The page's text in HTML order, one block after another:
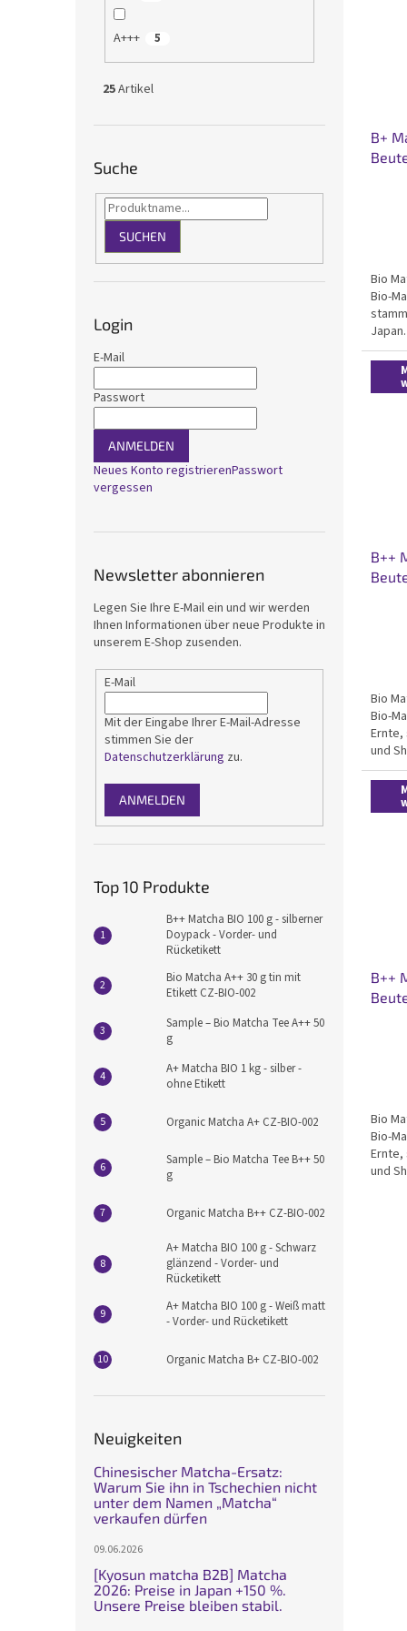
A+++ 5
25Artikel
Suche
SUCHEN
Login
E-Mail
Passwort
ANMELDEN
Neues Konto registrierenPasswort
vergessen
Newsletter abonnieren
Legen Sie Ihre E-Mail ein und wir werden
Ihnen Informationen über neue Produkte in
unserem E-Shop zusenden.
E-Mail
Mit der Eingabe Ihrer E-Mail-Adresse
stimmen Sie der
Datenschutzerklärung zu.
ANMELDEN
Top 10 Produkte
B++ Matcha BIO 100 g - silberner
Doypack - Vorder- und
Rücketikett
Bio Matcha A++ 30 g tin mit
Etikett CZ-BIO-002
Sample – Bio Matcha Tee A++ 50
g
A+ Matcha BIO 1 kg - silber -
ohne Etikett
Organic Matcha A+ CZ-BIO-002
Sample – Bio Matcha Tee B++ 50
g
Organic Matcha B++ CZ-BIO-002
A+ Matcha BIO 100 g - Schwarz
glänzend - Vorder- und
Rücketikett
A+ Matcha BIO 100 g - Weiß matt
- Vorder- und Rücketikett
Organic Matcha B+ CZ-BIO-002
Neuigkeiten
Chinesischer Matcha-Ersatz:
Warum Sie ihn in Tschechien nicht
unter dem Namen „Matcha“
verkaufen dürfen
09.06.2026
[Kyosun matcha B2B] Matcha
2026: Preise in Japan +150 %.
Unsere Preise bleiben stabil.
B+
Bio
Bio-
B++
Bio
Bio-
Ernte,
und
durch
B++
Bio
Bio-
Ernte,
und